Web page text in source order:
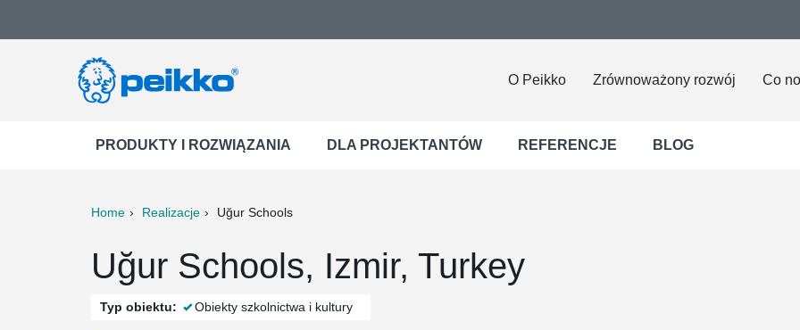
O Peikko Zrównoważony rozwój Co
PRODUKTY I ROZWIĄZANIA DLA PROJEKTANTÓW REFERENCJE BLOG
Home Realizacje Uğur Schools
Uğur Schools, Izmir, Turkey
Typ obiektu: Obiekty szkolnictwa i kultury